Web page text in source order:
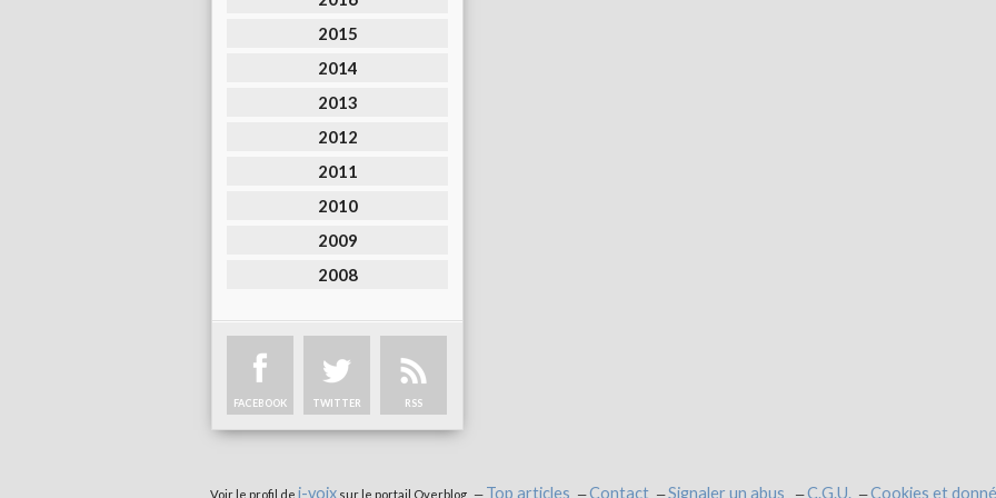
2015
2014
2013
2012
2011
2010
2009
2008
FACEBOOK TWITTER RSS
Voir le profil de i-voixsur le portail Overblog Top articles Contact Signaler un abus C.G.U. Cookies et